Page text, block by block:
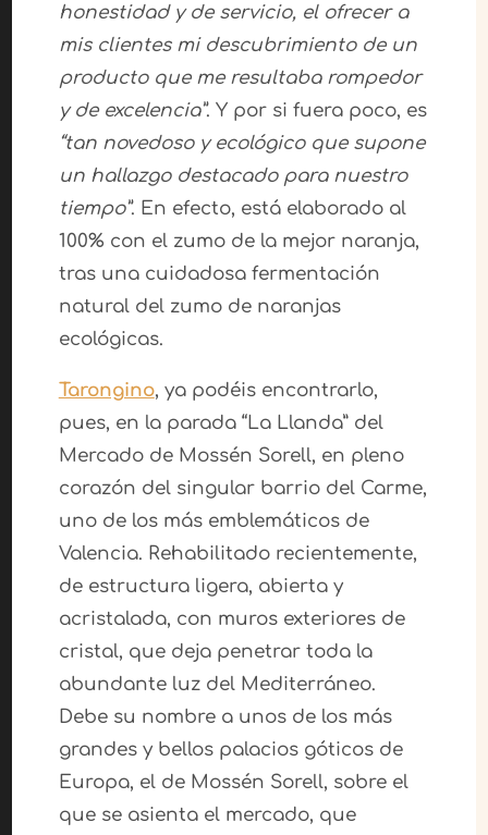
honestidad y de servicio, el ofrecer a
mis clientes mi descubrimiento de un
producto que me resultaba rompedor
y de excelencia”. Y por si fuera poco, es
“tan novedoso y ecológico que supone
un hallazgo destacado para nuestro
tiempo”. En efecto, está elaborado al
100% con el zumo de la mejor naranja,
tras una cuidadosa fermentación
natural del zumo de naranjas
ecológicas.
Tarongino, ya podéis encontrarlo,
pues, en la parada “La Llanda” del
Mercado de Mossén Sorell, en pleno
corazón del singular barrio del Carme,
uno de los más emblemáticos de
Valencia. Rehabilitado recientemente,
de estructura ligera, abierta y
acristalada, con muros exteriores de
cristal, que deja penetrar toda la
abundante luz del Mediterráneo.
Debe su nombre a unos de los más
grandes y bellos palacios góticos de
Europa, el de Mossén Sorell, sobre el
que se asienta el mercado, que